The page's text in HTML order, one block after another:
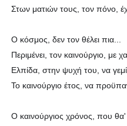
Στων ματιών τους, τον πόνο,
Ο κόσμος, δεν τον θέλει πια...
Περιμένει, τον καινούργιο, με
Ελπίδα, στην ψυχή του, να
Το καινούργιο έτος, να
Ο καινούργιος χρόνος, που θα'